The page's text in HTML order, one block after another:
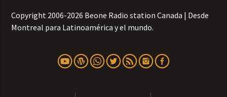
Copyright 2006-2026 Beone Radio station Canada | Desde
Montreal para Latinoamérica y el mundo.